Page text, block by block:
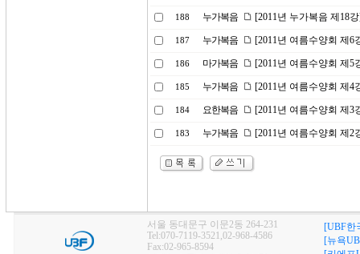
188 누가복음 [2011년 누가복음 제18
187 누가복음 [2011년 여름수양회 제
186 마가복음 [2011년 여름수양회 제
185 누가복음 [2011년 여름수양회 제
184 요한복음 [2011년 여름수양회 제
183 누가복음 [2011년 여름수양회 제
서울 동대문구 이문2동 264-231
Tel:070-7119-3521,02-968-4586
Fax:02-965-8594
[UBF한
[뉴욕